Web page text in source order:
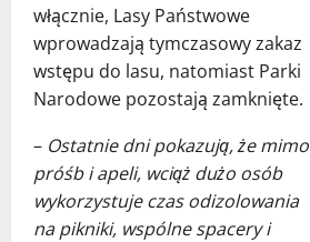
włącznie, Lasy Państwowe
wprowadzają tymczasowy zakaz
wstępu do lasu, natomiast Parki
Narodowe pozostają zamknięte.
– Ostatnie dni pokazują, że mimo
próśb i apeli, wciąż dużo osób
wykorzystuje czas odizolowania
na pikniki, wspólne spacery i